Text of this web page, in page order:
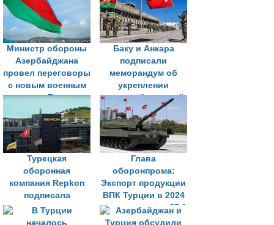
Министр обороны
Азербайджана
провел переговоры
с новым военным
атташе Турции
Баку и Анкара
подписали
меморандум об
укреплении
взаимной военной
безопасности
Турецкая
оборонная
компания Repkon
подписала
соглашение с
Германией на
Глава
оборонпрома:
Экспорт продукции
ВПК Турции в 2024
году превысил $7,1
млрд